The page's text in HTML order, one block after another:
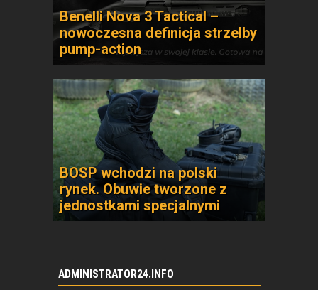
Benelli Nova 3 Tactical –
nowoczesna definicja strzelby
pump-action
BOSP wchodzi na polski
rynek. Obuwie tworzone z
jednostkami specjalnymi
ADMINISTRATOR24.INFO